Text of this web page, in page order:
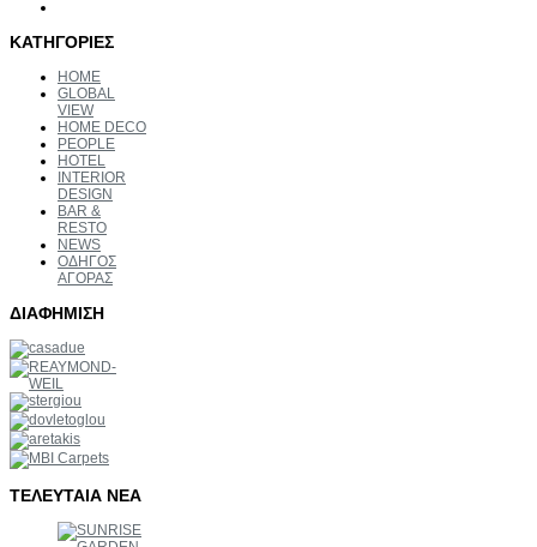
ΚΑΤΗΓΟΡΙΕΣ
HOME
GLOBAL
VIEW
HOME DECO
PEOPLE
HOTEL
INTERIOR
DESIGN
BAR &
RESTO
NEWS
ΟΔΗΓΟΣ
ΑΓΟΡΑΣ
ΔΙΑΦΗΜΙΣΗ
ΤΕΛΕΥΤΑΙΑ ΝΕΑ